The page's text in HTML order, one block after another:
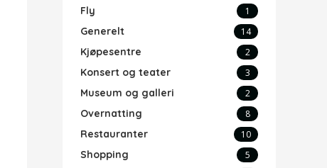
Fly 1
Generelt 14
Kjøpesentre 2
Konsert og teater 3
Museum og galleri 2
Overnatting 8
Restauranter 10
Shopping 5